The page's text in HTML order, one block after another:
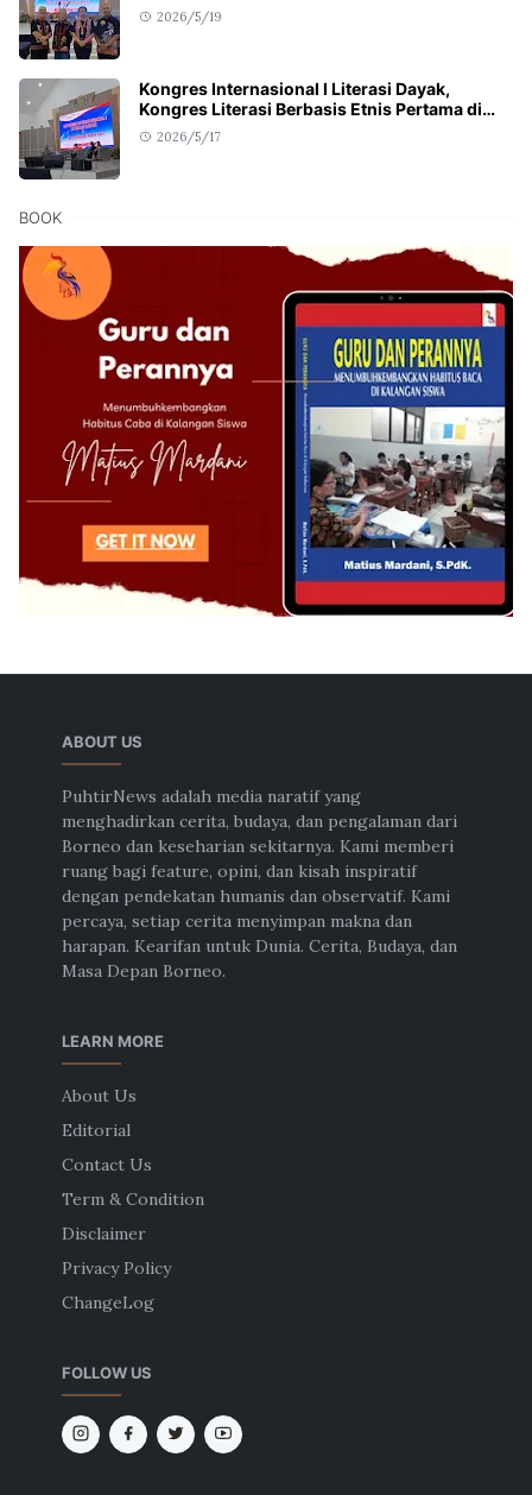
2026/5/19
Kongres Internasional I Literasi Dayak,
Kongres Literasi Berbasis Etnis Pertama di
Dunia
2026/5/17
BOOK
ABOUT US
PuhtirNews adalah media naratif yang
menghadirkan cerita, budaya, dan pengalaman dari
Borneo dan keseharian sekitarnya. Kami memberi
ruang bagi feature, opini, dan kisah inspiratif
dengan pendekatan humanis dan observatif. Kami
percaya, setiap cerita menyimpan makna dan
harapan. Kearifan untuk Dunia. Cerita, Budaya, dan
Masa Depan Borneo.
LEARN MORE
About Us
Editorial
Contact Us
Term & Condition
Disclaimer
Privacy Policy
ChangeLog
FOLLOW US